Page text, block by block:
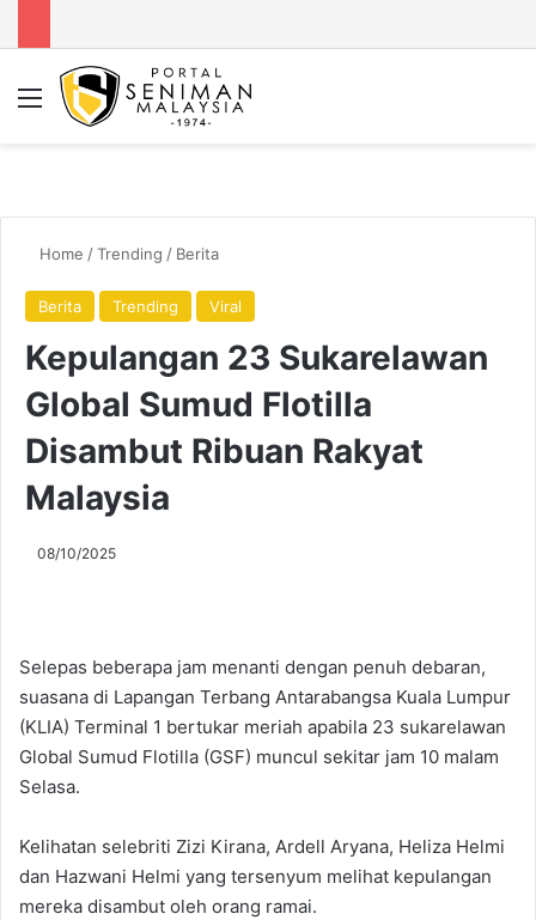
Menu
Home /Trending / Berita
Berita Trending Viral
Kepulangan 23 Sukarelawan
Global Sumud Flotilla
Disambut Ribuan Rakyat
Malaysia
08/10/2025
Selepas beberapa jam menanti dengan penuh debaran,
suasana di Lapangan Terbang Antarabangsa Kuala Lumpur
(KLIA) Terminal 1 bertukar meriah apabila 23 sukarelawan
Global Sumud Flotilla (GSF) muncul sekitar jam 10 malam
Selasa.
Kelihatan selebriti Zizi Kirana, Ardell Aryana, Heliza Helmi
dan Hazwani Helmi yang tersenyum melihat kepulangan
mereka disambut oleh orang ramai.